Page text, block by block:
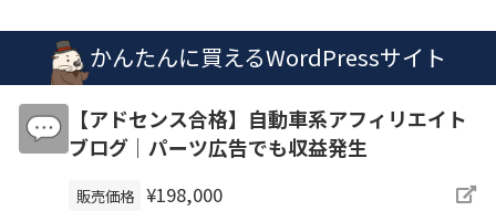
かんたんに買えるWordPressサイト
【アドセンス合格】自動車系アフィリエイト
ブログ｜パーツ広告でも収益発生
販売価格 ¥198,000